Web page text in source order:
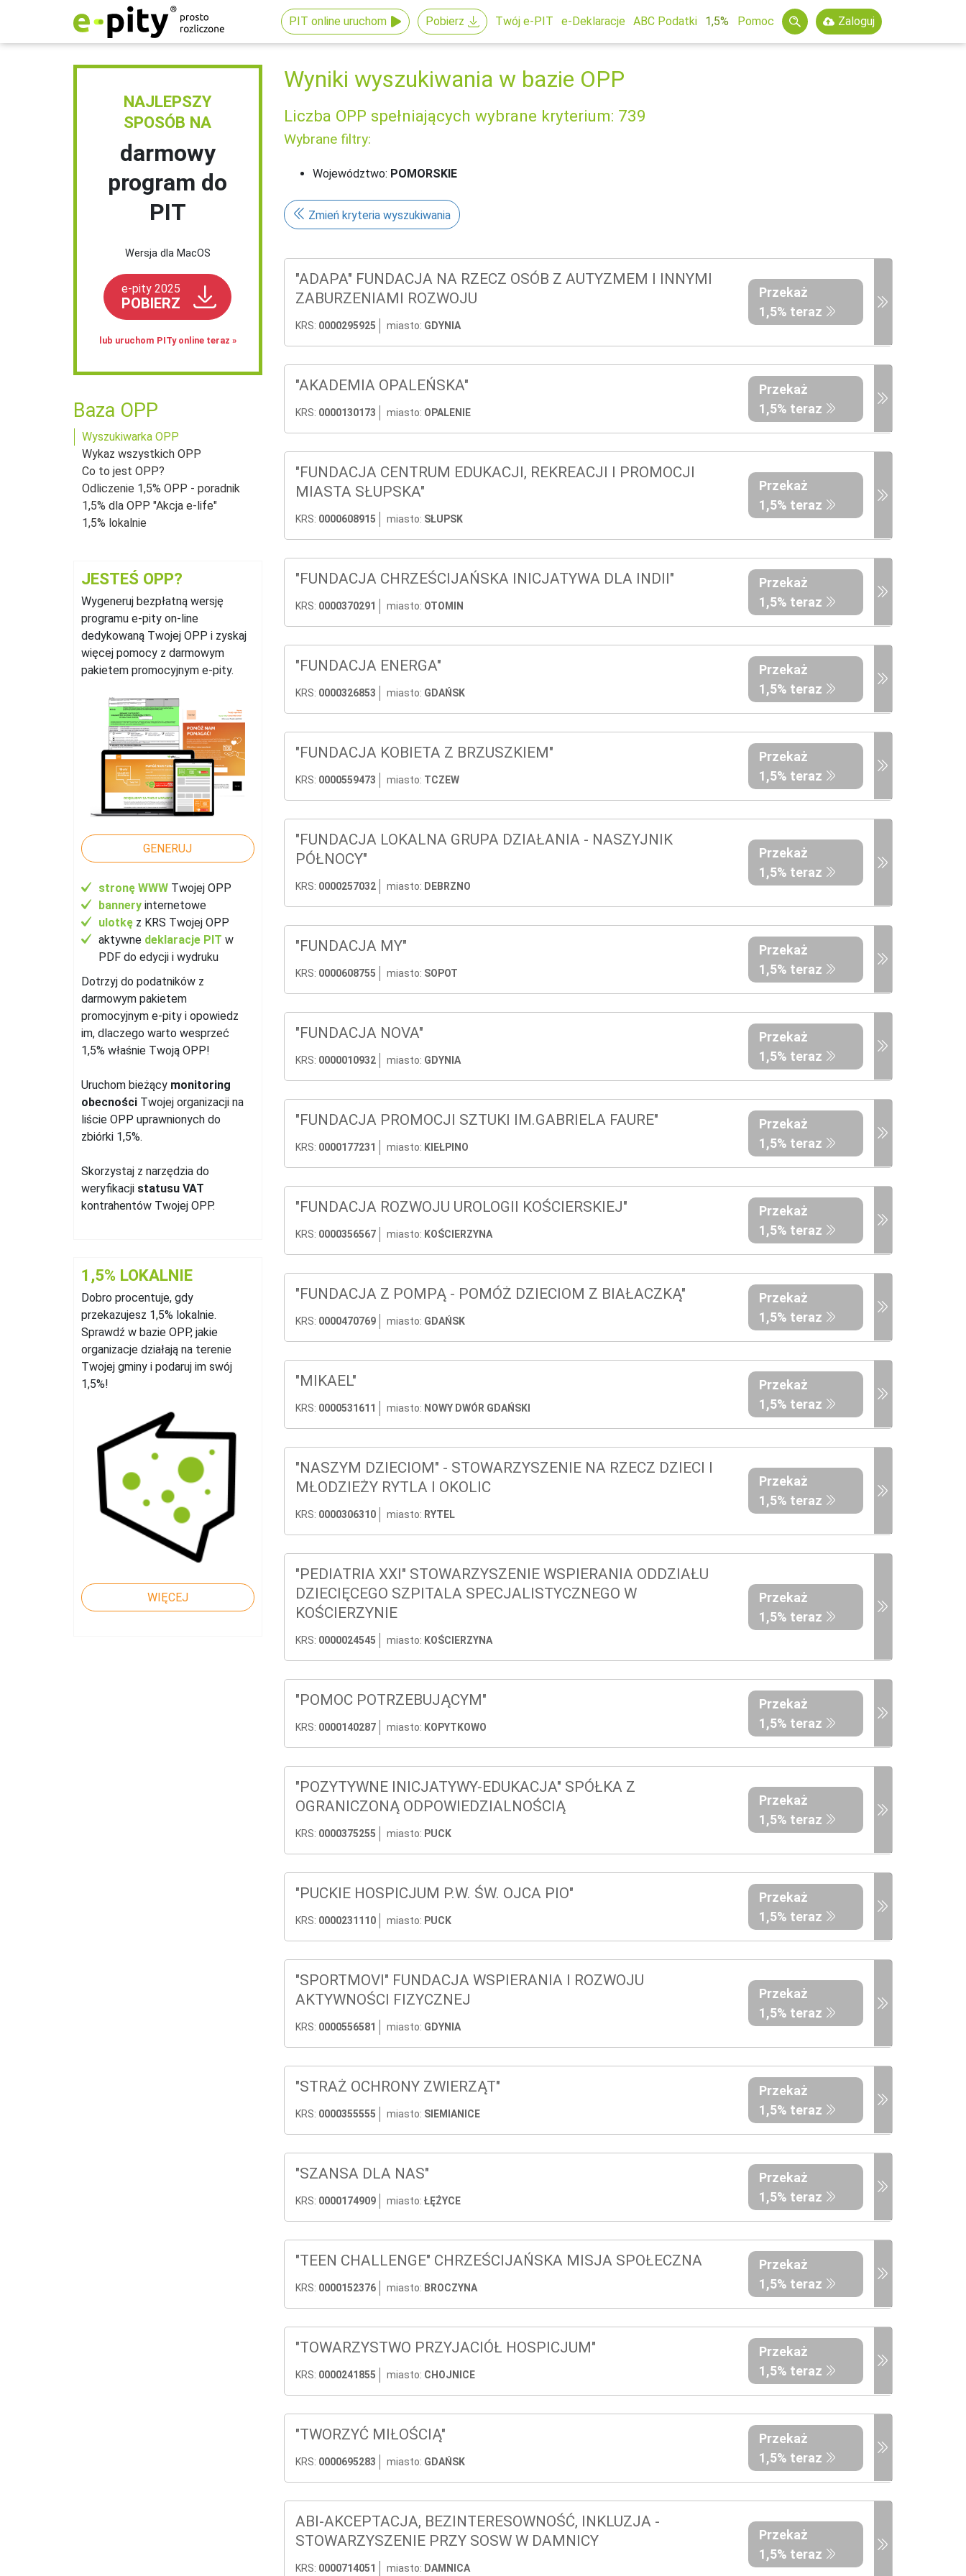
PIT online uruchom Pobierz Twój e-PIT e-Deklaracje ABC Podatki 1,5% Pomoc Zaloguj
NAJLEPSZY
SPOSÓB NA
darmowy
program do
PIT
Wersja dla MacOS
e-pity 2025
POBIERZ
lub uruchom PITy online teraz »
Baza OPP
Wyszukiwarka OPP
Wykaz wszystkich OPP
Co to jest OPP?
Odliczenie 1,5% OPP - poradnik
1,5% dla OPP "Akcja e-life"
1,5% lokalnie
JESTEŚ OPP?
Wygeneruj bezpłatną wersję
programu e‑pity on-line
dedykowaną Twojej OPP i zyskaj
więcej pomocy z darmowym
pakietem promocyjnym e-pity.
GENERUJ
stronę WWW Twojej OPP
bannery internetowe
ulotkę z KRS Twojej OPP
aktywne deklaracje PIT w
PDF do edycji i wydruku
Dotrzyj do podatników z
darmowym pakietem
promocyjnym e-pity i opowiedz
im, dlaczego warto wesprzeć
1,5% właśnie Twoją OPP!
Uruchom bieżący monitoring
obecności Twojej organizacji na
liście OPP uprawnionych do
zbiórki 1,5%.
Skorzystaj z narzędzia do
weryfikacji statusu VAT
kontrahentów Twojej OPP.
1,5% LOKALNIE
Dobro procentuje, gdy
przekazujesz 1,5% lokalnie.
Sprawdź w bazie OPP, jakie
organizacje działają na terenie
Twojej gminy i podaruj im swój
1,5%!
WIĘCEJ
Wyniki wyszukiwania w bazie OPP
Liczba OPP spełniających wybrane kryterium: 739
Wybrane filtry:
Województwo: POMORSKIE
Zmień kryteria wyszukiwania
"ADAPA" FUNDACJA NA RZECZ OSÓB Z AUTYZMEM I INNYMI
ZABURZENIAMI ROZWOJU
KRS: 0000295925 miasto: GDYNIA
Przekaż
1,5% teraz
"AKADEMIA OPALEŃSKA"
KRS: 0000130173 miasto: OPALENIE
Przekaż
1,5% teraz
"FUNDACJA CENTRUM EDUKACJI, REKREACJI I PROMOCJI
MIASTA SŁUPSKA"
KRS: 0000608915 miasto: SŁUPSK
Przekaż
1,5% teraz
"FUNDACJA CHRZEŚCIJAŃSKA INICJATYWA DLA INDII"
KRS: 0000370291 miasto: OTOMIN
Przekaż
1,5% teraz
"FUNDACJA ENERGA"
KRS: 0000326853 miasto: GDAŃSK
Przekaż
1,5% teraz
"FUNDACJA KOBIETA Z BRZUSZKIEM"
KRS: 0000559473 miasto: TCZEW
Przekaż
1,5% teraz
"FUNDACJA LOKALNA GRUPA DZIAŁANIA - NASZYJNIK
PÓŁNOCY"
KRS: 0000257032 miasto: DEBRZNO
Przekaż
1,5% teraz
"FUNDACJA MY"
KRS: 0000608755 miasto: SOPOT
Przekaż
1,5% teraz
"FUNDACJA NOVA"
KRS: 0000010932 miasto: GDYNIA
Przekaż
1,5% teraz
"FUNDACJA PROMOCJI SZTUKI IM.GABRIELA FAURE"
KRS: 0000177231 miasto: KIEŁPINO
Przekaż
1,5% teraz
"FUNDACJA ROZWOJU UROLOGII KOŚCIERSKIEJ"
KRS: 0000356567 miasto: KOŚCIERZYNA
Przekaż
1,5% teraz
"FUNDACJA Z POMPĄ - POMÓŻ DZIECIOM Z BIAŁACZKĄ"
KRS: 0000470769 miasto: GDAŃSK
Przekaż
1,5% teraz
"MIKAEL"
KRS: 0000531611 miasto: NOWY DWÓR GDAŃSKI
Przekaż
1,5% teraz
"NASZYM DZIECIOM" - STOWARZYSZENIE NA RZECZ DZIECI I
MŁODZIEŻY RYTLA I OKOLIC
KRS: 0000306310 miasto: RYTEL
Przekaż
1,5% teraz
"PEDIATRIA XXI" STOWARZYSZENIE WSPIERANIA ODDZIAŁU
DZIECIĘCEGO SZPITALA SPECJALISTYCZNEGO W
KOŚCIERZYNIE
KRS: 0000024545 miasto: KOŚCIERZYNA
Przekaż
1,5% teraz
"POMOC POTRZEBUJĄCYM"
KRS: 0000140287 miasto: KOPYTKOWO
Przekaż
1,5% teraz
"POZYTYWNE INICJATYWY-EDUKACJA" SPÓŁKA Z
OGRANICZONĄ ODPOWIEDZIALNOŚCIĄ
KRS: 0000375255 miasto: PUCK
Przekaż
1,5% teraz
"PUCKIE HOSPICJUM P.W. ŚW. OJCA PIO"
KRS: 0000231110 miasto: PUCK
Przekaż
1,5% teraz
"SPORTMOVI" FUNDACJA WSPIERANIA I ROZWOJU
AKTYWNOŚCI FIZYCZNEJ
KRS: 0000556581 miasto: GDYNIA
Przekaż
1,5% teraz
"STRAŻ OCHRONY ZWIERZĄT"
KRS: 0000355555 miasto: SIEMIANICE
Przekaż
1,5% teraz
"SZANSA DLA NAS"
KRS: 0000174909 miasto: ŁĘŻYCE
Przekaż
1,5% teraz
"TEEN CHALLENGE" CHRZEŚCIJAŃSKA MISJA SPOŁECZNA
KRS: 0000152376 miasto: BROCZYNA
Przekaż
1,5% teraz
"TOWARZYSTWO PRZYJACIÓŁ HOSPICJUM"
KRS: 0000241855 miasto: CHOJNICE
Przekaż
1,5% teraz
"TWORZYĆ MIŁOŚCIĄ"
KRS: 0000695283 miasto: GDAŃSK
Przekaż
1,5% teraz
ABI-AKCEPTACJA, BEZINTERESOWNOŚĆ, INKLUZJA -
STOWARZYSZENIE PRZY SOSW W DAMNICY
KRS: 0000714051 miasto: DAMNICA
Przekaż
1,5% teraz